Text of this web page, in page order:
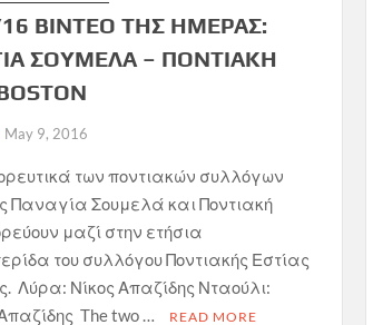
ΒΙΝΤΕΟ ΤΗΣ ΗΜΕΡΑΣ:
ΣΟΥΜΕΛΑ – ΠΟΝΤΙΑΚΗ
May 9, 2016
των ποντιακών συλλόγων
Παναγία Σουμελά και Ποντιακή
μαζί στην ετήσια
του συλλόγου Ποντιακής Εστίας
Λύρα: Νίκος Απαζίδης Νταούλι:
The two …
READ MORE